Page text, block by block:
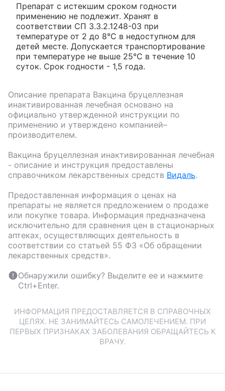
Препарат с истекшим сроком годности
применению не подлежит. Хранят в
соответствии СП 3.3.2.1248-03 при
температуре от 2 до 8°С в недоступном для
детей месте. Допускается транспортирование
при температуре не выше 25°С в течение 10
суток. Срок годности - 1,5 года.
Описание препарата Вакцина бруцеллезная
инактивированная лечебная основано на
официально утвержденной инструкции по
применению и утверждено компанией–
производителем.
Вакцина бруцеллезная инактивированная лечебная
- описание и инструкция предоставлены
справочником лекарственных средств Видаль.
Предоставленная информация о ценах на
препараты не является предложением о продаже
или покупке товара. Информация предназначена
исключительно для сравнения цен в стационарных
аптеках, осуществляющих деятельность в
соответствии со статьей 55 ФЗ «Об обращении
лекарственных средств».
Обнаружили ошибку? Выделите ее и нажмите
Ctrl+Enter.
ИНФОРМАЦИЯ ПРЕДОСТАВЛЯЕТСЯ В СПРАВОЧНЫХ
ЦЕЛЯХ. НЕ ЗАНИМАЙТЕСЬ САМОЛЕЧЕНИЕМ. ПРИ
ПЕРВЫХ ПРИЗНАКАХ ЗАБОЛЕВАНИЯ ОБРАЩАЙТЕСЬ К
ВРАЧУ.